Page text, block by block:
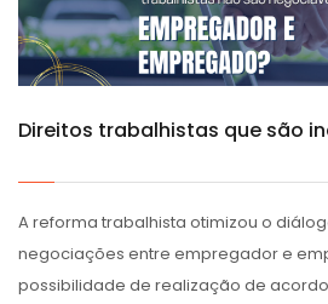
Direitos trabalhistas que são
A reforma trabalhista otimizou o
negociações entre empregador e
possibilidade de realização de